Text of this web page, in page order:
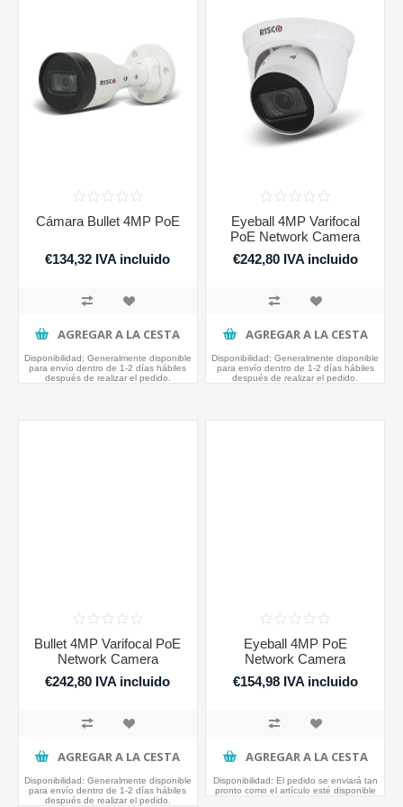
Cámara Bullet 4MP PoE
€134,32 IVA incluido
AGREGAR A LA CESTA
Disponibilidad: Generalmente disponible
para envío dentro de 1-2 días hábiles
después de realizar el pedido.
Eyeball 4MP Varifocal
PoE Network Camera
€242,80 IVA incluido
AGREGAR A LA CESTA
Disponibilidad: Generalmente disponible
para envío dentro de 1-2 días hábiles
después de realizar el pedido.
Bullet 4MP Varifocal PoE
Network Camera
€242,80 IVA incluido
AGREGAR A LA CESTA
Disponibilidad: Generalmente disponible
para envío dentro de 1-2 días hábiles
después de realizar el pedido.
Eyeball 4MP PoE
Network Camera
€154,98 IVA incluido
AGREGAR A LA CESTA
Disponibilidad: El pedido se enviará tan
pronto como el artículo esté disponible